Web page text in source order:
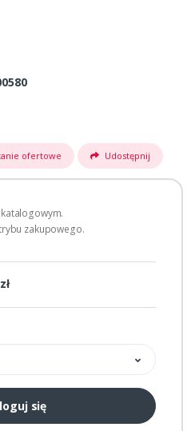
ofertowe Udostępnij
zakupowego.
się